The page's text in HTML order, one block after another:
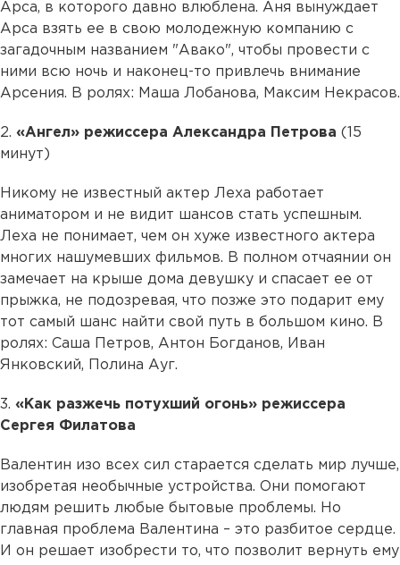
Арса, в которого давно влюблена. Аня вынуждает
Арса взять ее в свою молодежную компанию с
загадочным названием "Авако", чтобы провести с
ними всю ночь и наконец-то привлечь внимание
Арсения. В ролях: Маша Лобанова, Максим Некрасов.
2. «Ангел» режиссера Александра Петрова (15
минут)
Никому не известный актер Леха работает
аниматором и не видит шансов стать успешным.
Леха не понимает, чем он хуже известного актера
многих нашумевших фильмов. В полном отчаянии он
замечает на крыше дома девушку и спасает ее от
прыжка, не подозревая, что позже это подарит ему
тот самый шанс найти свой путь в большом кино. В
ролях: Саша Петров, Антон Богданов, Иван
Янковский, Полина Ауг.
3. «Как разжечь потухший огонь» режиссера
Сергея Филатова
Валентин изо всех сил старается сделать мир лучше,
изобретая необычные устройства. Они помогают
людям решить любые бытовые проблемы. Но
главная проблема Валентина – это разбитое сердце.
И он решает изобрести то, что позволит вернуть ему